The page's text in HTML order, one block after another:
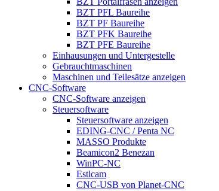
BZT PFL Baureihe
BZT PF Baureihe
BZT PFK Baureihe
BZT PFE Baureihe
Einhausungen und Untergestelle
Gebrauchtmaschinen
Maschinen und Teilesätze anzeigen
CNC-Software
CNC-Software anzeigen
Steuersoftware
Steuersoftware anzeigen
EDING-CNC / Penta NC
MASSO Produkte
Beamicon2 Benezan
WinPC-NC
Estlcam
CNC-USB von Planet-CNC